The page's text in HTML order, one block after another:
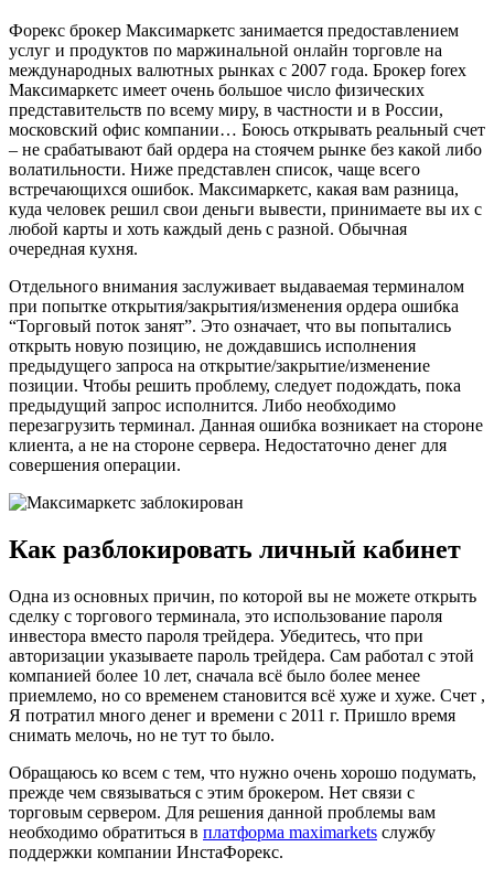
Форекс брокер Максимаркетс занимается предоставлением
услуг и продуктов по маржинальной онлайн торговле на
международных валютных рынках с 2007 года. Брокер forex
Максимаркетс имеет очень большое число физических
представительств по всему миру, в частности и в России,
московский офис компании… Боюсь открывать реальный счет
– не срабатывают бай ордера на стоячем рынке без какой либо
волатильности. Ниже представлен список, чаще всего
встречающихся ошибок. Максимаркетс, какая вам разница,
куда человек решил свои деньги вывести, принимаете вы их с
любой карты и хоть каждый день с разной. Обычная
очередная кухня.
Отдельного внимания заслуживает выдаваемая терминалом
при попытке открытия/закрытия/изменения ордера ошибка
“Торговый поток занят”. Это означает, что вы попытались
открыть новую позицию, не дождавшись исполнения
предыдущего запроса на открытие/закрытие/изменение
позиции. Чтобы решить проблему, следует подождать, пока
предыдущий запрос исполнится. Либо необходимо
перезагрузить терминал. Данная ошибка возникает на стороне
клиента, а не на стороне сервера. Недостаточно денег для
совершения операции.
Как разблокировать личный кабинет
Одна из основных причин, по которой вы не можете открыть
сделку с торгового терминала, это использование пароля
инвестора вместо пароля трейдера. Убедитесь, что при
авторизации указываете пароль трейдера. Сам работал с этой
компанией более 10 лет, сначала всё было более менее
приемлемо, но со временем становится всё хуже и хуже. Счет ,
Я потратил много денег и времени с 2011 г. Пришло время
снимать мелочь, но не тут то было.
Обращаюсь ко всем с тем, что нужно очень хорошо подумать,
прежде чем связываться с этим брокером. Нет связи с
торговым сервером. Для решения данной проблемы вам
необходимо обратиться в платформа maximarkets службу
поддержки компании ИнстаФорекс.